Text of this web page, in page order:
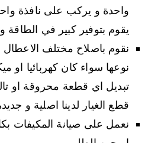
واحدة و يركب على نافذة
يقوم بتوفير كبير في الطاقة
نقوم باصلاح مختلف
نوعها سواء كان كهربائيا او
تبديل اي قطعة محروقة او
قطع الغيار لدينا اصلية و
نعمل على صيانة المكيفات